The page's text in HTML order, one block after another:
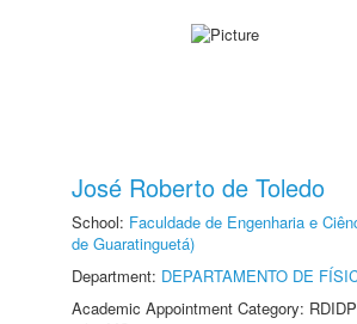
José Roberto de Toledo
School: Faculdade de Engenharia e
de Guaratinguetá)
Department: DEPARTAMENTO DE
Academic Appointment Category: